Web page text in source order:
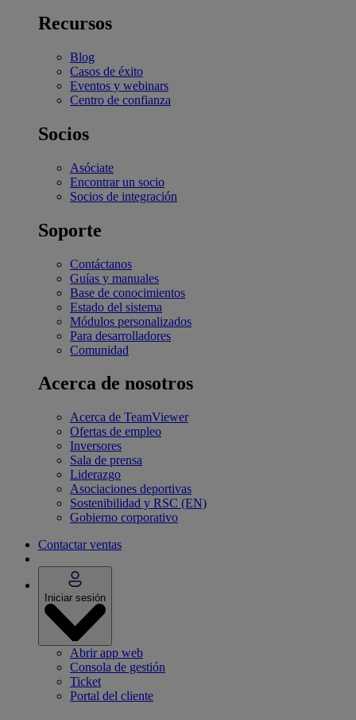
Recursos
Blog
Casos de éxito
Eventos y webinars
Centro de confianza
Socios
Asóciate
Encontrar un socio
Socios de integración
Soporte
Contáctanos
Guías y manuales
Base de conocimientos
Estado del sistema
Módulos personalizados
Para desarrolladores
Comunidad
Acerca de nosotros
Acerca de TeamViewer
Ofertas de empleo
Inversores
Sala de prensa
Liderazgo
Asociaciones deportivas
Sostenibilidad y RSC (EN)
Gobierno corporativo
Contactar ventas
Iniciar sesión
Abrir app web
Consola de gestión
Ticket
Portal del cliente